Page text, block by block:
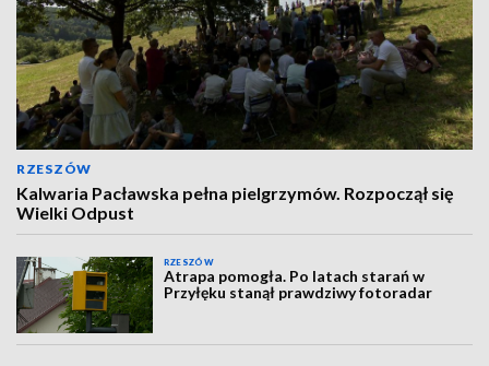
RZESZÓW
Kalwaria Pacławska pełna pielgrzymów. Rozpoczął się
Wielki Odpust
RZESZÓW
Atrapa pomogła. Po latach starań w
Przyłęku stanął prawdziwy fotoradar